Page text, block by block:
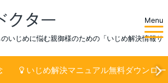
いじめに悩む親御様のための「いじめ解決情報サ
Menu
いじめ解決マニュアル無料ダウンロー